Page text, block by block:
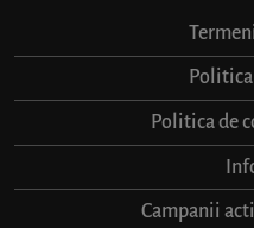
Politica de
Campanii